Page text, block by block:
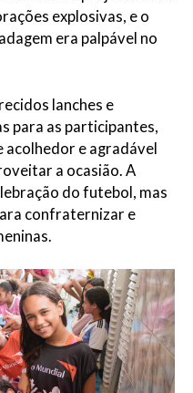
explosivas, e o
era palpável no
lanches e
para as participantes,
e agradável
a ocasião. A
do futebol, mas
confraternizar e